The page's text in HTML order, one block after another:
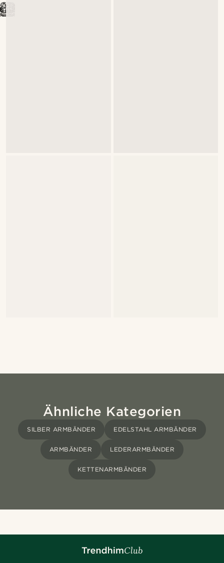
Ähnliche Kategorien
SILBER ARMBÄNDER EDELSTAHL ARMBÄNDER
ARMBÄNDER LEDERARMBÄNDER
KETTENARMBÄNDER